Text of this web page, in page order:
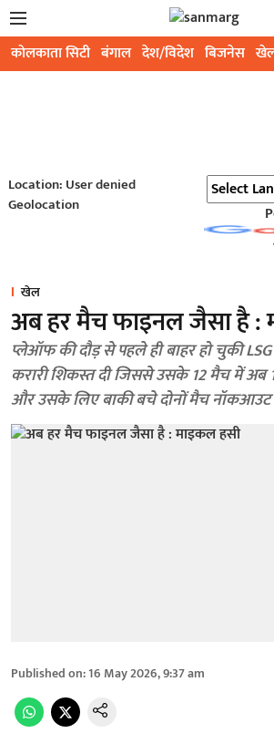
कोलकाता सिटी बंगाल देश/विदेश बिजनेस
Location: User denied
Geolocation
खेल
अब हर मैच फाइनल जैसा है :
प्लेऑफ की दौड़ से पहले ही बाहर हो चुकी
करारी शिकस्त दी जिससे उसके 12 मैच में अब
और उसके लिए बाकी बचे दोनों मैच
Published on:16 May 2026, 9:37 am